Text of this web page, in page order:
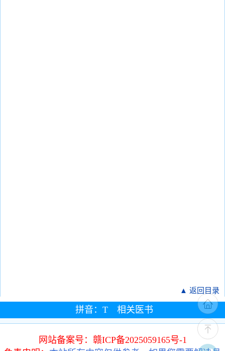
▲ 返回目录
拼音：T 相关医书
网站备案号：赣ICP备2025059165号-1